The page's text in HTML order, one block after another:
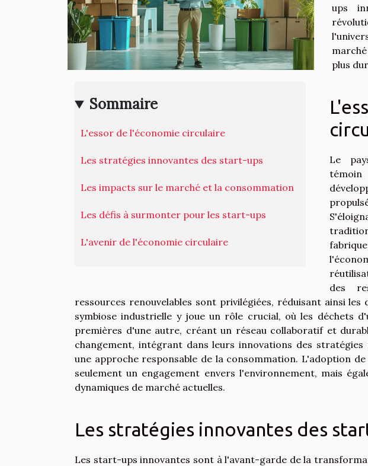
Sommaire
L'essor de l'économie circulaire
Les stratégies innovantes des start-ups
Les impacts sur le marché et la consommation
Les défis à surmonter pour les start-ups
L'avenir de l'économie circulaire
ups
plus
Le
des
ressources renouvelables sont privilégiées, réduisant ainsi
symbiose industrielle y joue un rôle crucial, où les déchets
premières d'une autre, créant un réseau collaboratif et
changement, intégrant dans leurs innovations des
une approche responsable de la consommation. L'adoption
seulement un engagement envers l'environnement, mais
dynamiques de marché actuelles.
Les stratégies innovantes des
Les start-ups innovantes sont à l'avant-garde de la